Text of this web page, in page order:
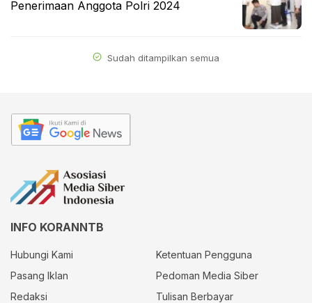
Penerimaan Anggota Polri 2024
Sudah ditampilkan semua
INFO KORANNTB
Hubungi Kami
Ketentuan Pengguna
Pasang Iklan
Pedoman Media Siber
Redaksi
Tulisan Berbayar